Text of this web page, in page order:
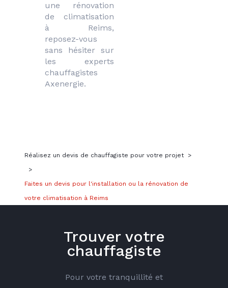
une rénovation
de climatisation
à Reims,
reposez-vous
sans hésiter sur
les experts
chauffagistes
Axenergie.
Réalisez un devis de chauffagiste pour votre projet
>
>
Faites un devis pour l'installation ou la rénovation de
votre climatisation à Reims
Trouver votre
chauffagiste
Pour votre tranquillité et